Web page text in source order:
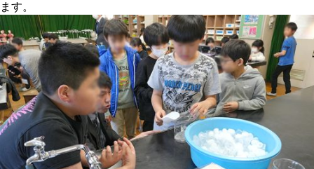
ます。